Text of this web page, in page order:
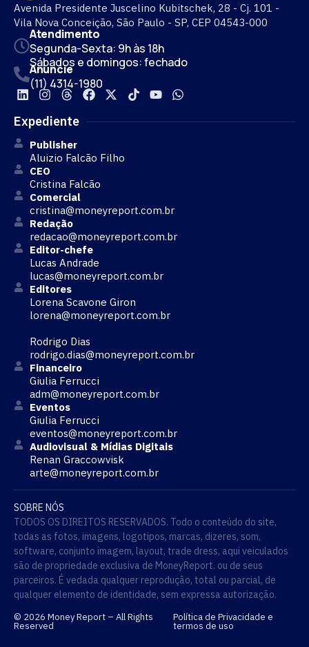
Avenida Presidente Juscelino Kubitschek, 28 - Cj. 101 -
Vila Nova Conceição, São Paulo - SP, CEP 04543-000
Atendimento
Segunda-Sexta: 9h às 18h
Sábados e domingos: fechado
Anuncie
(11) 4314-1980
Expediente
Publisher
Aluizio Falcão Filho
CEO
Cristina Falcão
Comercial
cristina@moneyreport.com.br
Redação
redacao@moneyreport.com.br
Editor-chefe
Lucas Andrade
lucas@moneyreport.com.br
Editores
Lorena Scavone Giron
lorena@moneyreport.com.br
Rodrigo Dias
rodrigo.dias@moneyreport.com.br
Financeiro
Giulia Ferrucci
adm@moneyreport.com.br
Eventos
Giulia Ferrucci
eventos@moneyreport.com.br
Audiovisual & Mídias Digitais
Renan Graccowvisk
arte@moneyreport.com.br
SOBRE NÓS
TODOS OS DIREITOS RESERVADOS. Todo o conteúdo do site,
todas as fotos, imagens, logotipos, marcas, dizeres, som,
software, conjunto imagem, layout, trade dress, aqui veiculados
são de propriedade exclusiva de MoneyReport. ou de seus
parceiros. É vedada qualquer reprodução, total ou parcial, de
qualquer elemento de identidade, sem expressa autorização.
© 2026 Money Report – All Rights
Reserved
Política de Privacidade e
termos de uso